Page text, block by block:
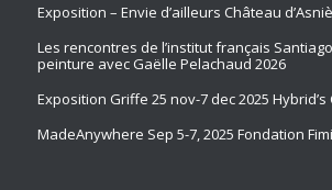
Exposition – Envie d’ailleurs Château
Les rencontres de l’institut français
peinture avec Gaëlle Pelachaud 2026
Exposition Griffe 25 nov-7 dec 2025 Hybrid’s
MadeAnywhere Sep 5-7, 2025 Fondation